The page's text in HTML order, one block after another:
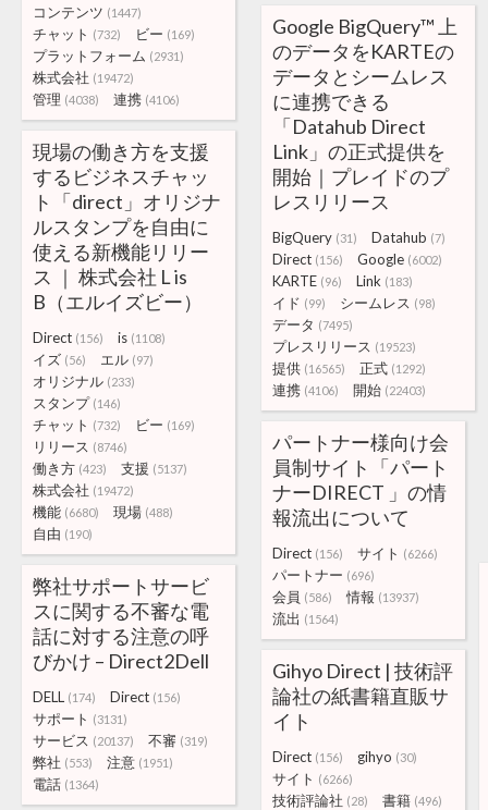
コンテンツ (1447)
チャット (732) ビー (169)
プラットフォーム (2931)
株式会社 (19472)
管理 (4038) 連携 (4106)
Google BigQuery™ 上
のデータをKARTEの
データとシームレス
に連携できる
「Datahub Direct
Link」の正式提供を
開始｜プレイドのプ
レスリリース
BigQuery (31) Datahub (7)
Direct (156) Google (6002)
KARTE (96) Link (183)
イド (99) シームレス (98)
データ (7495)
プレスリリース (19523)
提供 (16565) 正式 (1292)
連携 (4106) 開始 (22403)
現場の働き方を支援
するビジネスチャッ
ト「direct」オリジナ
ルスタンプを自由に
使える新機能リリー
ス ｜ 株式会社 L is
B（エルイズビー）
Direct (156) is (1108)
イズ (56) エル (97)
オリジナル (233)
スタンプ (146)
チャット (732) ビー (169)
リリース (8746)
働き方 (423) 支援 (5137)
株式会社 (19472)
機能 (6680) 現場 (488)
自由 (190)
パートナー様向け会
員制サイト「パート
ナーDIRECT 」の情
報流出について
Direct (156) サイト (6266)
パートナー (696)
会員 (586) 情報 (13937)
流出 (1564)
弊社サポートサービ
スに関する不審な電
話に対する注意の呼
びかけ – Direct2Dell
DELL (174) Direct (156)
サポート (3131)
サービス (20137) 不審 (319)
弊社 (553) 注意 (1951)
電話 (1364)
Gihyo Direct | 技術評
論社の紙書籍直販サ
イト
Direct (156) gihyo (30)
サイト (6266)
技術評論社 (28) 書籍 (496)